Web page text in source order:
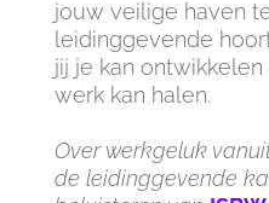
jouw veilige haven
leidinggevende
jij je kan
werk kan halen.
Over werkgeluk
de leidinggevende